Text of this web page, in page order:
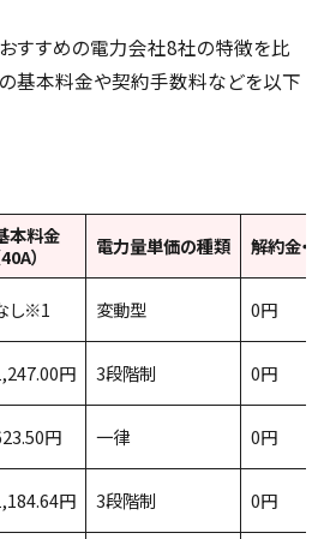
すすめの電力会社8社の特徴を比
の基本料金や契約手数料などを以下
本料金
40A）
電力量単価の種類 解約金・
し※1 変動型 0円
円 3段階制 0円
円 一律 0円
円 3段階制 0円